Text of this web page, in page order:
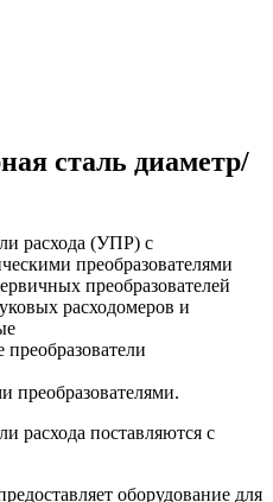
сталь диаметр/
расхода (УПР) с
преобразователями
преобразователей
расходомеров и
преобразователями.
расхода поставляются с
оборудование для